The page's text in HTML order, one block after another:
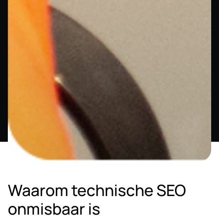
Waarom technische SEO
onmisbaar is